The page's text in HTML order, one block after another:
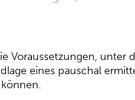
Voraussetzungen, unter
eines pauschal